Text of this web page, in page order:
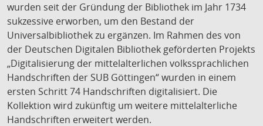
wurden seit der Gründung der Bibliothek im Jahr 1734
sukzessive erworben, um den Bestand der
Universalbibliothek zu ergänzen. Im Rahmen des von
der Deutschen Digitalen Bibliothek geförderten Projekts
„Digitalisierung der mittelalterlichen volkssprachlichen
Handschriften der SUB Göttingen“ wurden in einem
ersten Schritt 74 Handschriften digitalisiert. Die
Kollektion wird zukünftig um weitere mittelalterliche
Handschriften erweitert werden.